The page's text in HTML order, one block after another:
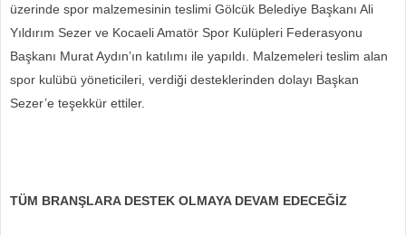
üzerinde spor malzemesinin teslimi Gölcük Belediye Başkanı Ali
Yıldırım Sezer ve Kocaeli Amatör Spor Kulüpleri Federasyonu
Başkanı Murat Aydın’ın katılımı ile yapıldı. Malzemeleri teslim alan
spor kulübü yöneticileri, verdiği desteklerinden dolayı Başkan
Sezer’e teşekkür ettiler.
TÜM BRANŞLARA DESTEK OLMAYA DEVAM EDECEĞİZ